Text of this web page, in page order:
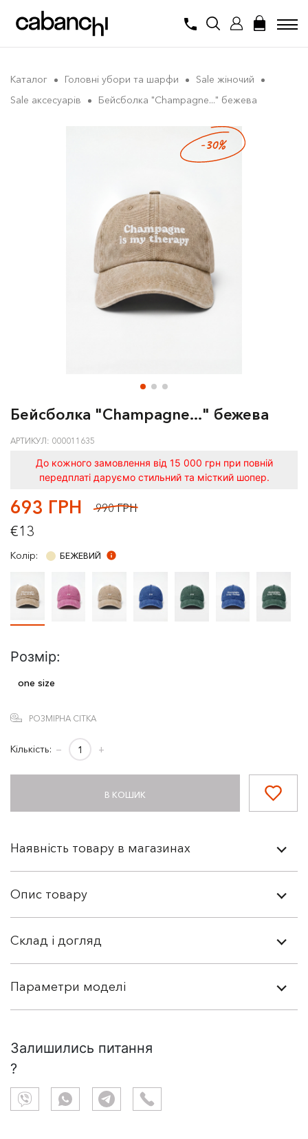
Каталог Головні убори та шарфи
Sale жіночий
Sale аксесуарів
Бейсболка "Champagne..." бежева
-30%
Бейсболка "Champagne..." бежева
АРТИКУЛ: 000011635
До кожного замовлення від 15 000 грн при повній
передплаті даруємо стильний та місткий шопер.
693 ГРН 990 ГРН
€13
Колір: БЕЖЕВИЙ
Розмір:
one size
РОЗМІРНА СІТКА
Кількість: − +
В КОШИК
Наявність товару в магазинах
Опис товару
Склад і догляд
Параметри моделі
Залишились питання
?